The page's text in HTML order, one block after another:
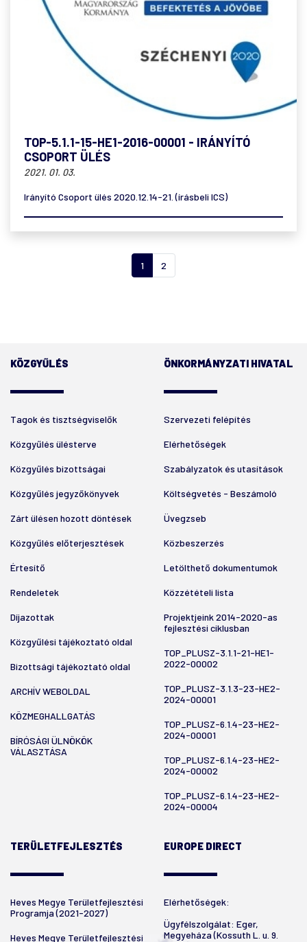
TOP-5.1.1-15-HE1-2016-00001 - IRÁNYÍTÓ
CSOPORT ÜLÉS
2021. 01. 03.
Irányító Csoport ülés 2020.12.14-21. (írásbeli ICS)
1 2
KÖZGYŰLÉS
Tagok és tisztségviselők
Közgyűlés ülésterve
Közgyűlés bizottságai
Közgyűlés jegyzőkönyvek
Zárt ülésen hozott döntések
Közgyűlés előterjesztések
Értesítő
Rendeletek
Díjazottak
Közgyűlési tájékoztató oldal
Bizottsági tájékoztató oldal
ARCHÍV WEBOLDAL
KÖZMEGHALLGATÁS
BÍRÓSÁGI ÜLNÖKÖK
VÁLASZTÁSA
ÖNKORMÁNYZATI HIVATAL
Szervezeti felépítés
Elérhetőségek
Szabályzatok és utasítások
Költségvetés - Beszámoló
Üvegzseb
Közbeszerzés
Letölthető dokumentumok
Közzétételi lista
Projektjeink 2014-2020-as
fejlesztési ciklusban
TOP_PLUSZ-3.1.1-21-HE1-
2022-00002
TOP_PLUSZ-3.1.3-23-HE2-
2024-00001
TOP_PLUSZ-6.1.4-23-HE2-
2024-00001
TOP_PLUSZ-6.1.4-23-HE2-
2024-00002
TOP_PLUSZ-6.1.4-23-HE2-
2024-00004
TERÜLETFEJLESZTÉS
Heves Megye Területfejlesztési
Programja (2021-2027)
Heves Megye Területfejlesztési
EUROPE DIRECT
Elérhetőségek:
Ügyfélszolgálat: Eger,
Megyeháza (Kossuth L. u. 9.